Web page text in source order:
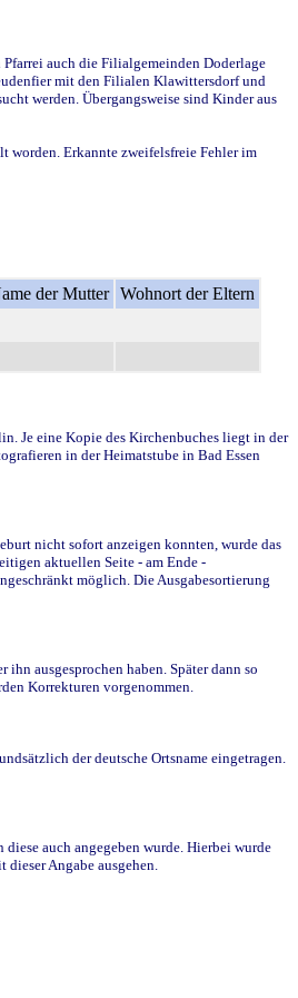
auch die Filialgemeinden Doderlage
mit den Filialen Klawittersdorf und
werden. Übergangsweise sind Kinder aus
worden. Erkannte zweifelsfreie Fehler im
der Mutter Wohnort der Eltern
Je eine Kopie des Kirchenbuches liegt in der
in der Heimatstube in Bad Essen
nicht sofort anzeigen konnten, wurde das
aktuellen Seite - am Ende -
möglich. Die Ausgabesortierung
ausgesprochen haben. Später dann so
Korrekturen vorgenommen.
der deutsche Ortsname eingetragen.
auch angegeben wurde. Hierbei wurde
Angabe ausgehen.